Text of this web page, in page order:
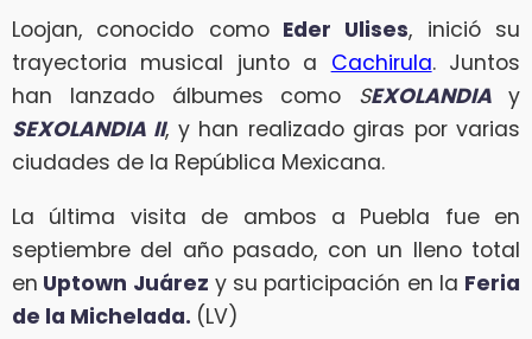
Loojan, conocido comoEder Ulises, inició su
trayectoria musical junto a Cachirula. Juntos
han lanzado álbumes como SEXOLANDIA y
SEXOLANDIA II, y han realizado giras por varias
ciudades de la República Mexicana.
La última visita de ambos a Puebla fue en
septiembre del año pasado, con un lleno total
en Uptown Juárez y su participación en la Feria
de la Michelada. (LV)